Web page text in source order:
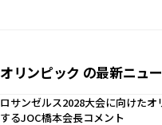
オリンピック の最新ニュ
ロサンゼルス2028大会に向けた
するJOC橋本会長コメント